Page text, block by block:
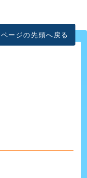
ページの先頭へ戻る